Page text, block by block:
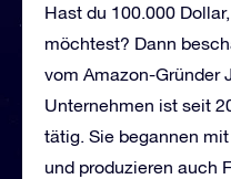
Hast du 100.000
möchtest? Dann
vom Amazon-Gründer
Unternehmen ist seit
tätig. Sie begannen
und produzieren auch